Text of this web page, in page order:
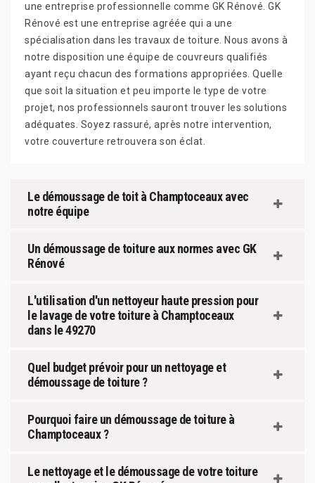
une entreprise professionnelle comme GK Rénové. GK
Rénové est une entreprise agréée qui a une
spécialisation dans les travaux de toiture. Nous avons à
notre disposition une équipe de couvreurs qualifiés
ayant reçu chacun des formations appropriées. Quelle
que soit la situation et peu importe le type de votre
projet, nos professionnels sauront trouver les solutions
adéquates. Soyez rassuré, après notre intervention,
votre couverture retrouvera son éclat.
Le démoussage de toit à Champtoceaux avec
notre équipe
Un démoussage de toiture aux normes avec GK
Rénové
L'utilisation d'un nettoyeur haute pression pour
le lavage de votre toiture à Champtoceaux
dans le 49270
Quel budget prévoir pour un nettoyage et
démoussage de toiture ?
Pourquoi faire un démoussage de toiture à
Champtoceaux ?
Le nettoyage et le démoussage de votre toiture